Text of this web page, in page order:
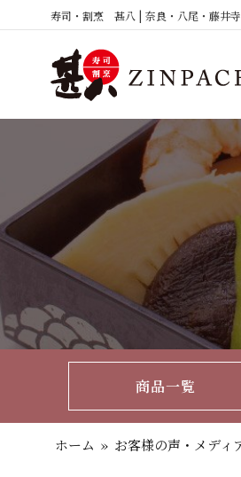
ン
プ
寿司・割烹 甚八 | 奈良・八尾・藤井
商品一覧
ホーム » お客様の声・メディ